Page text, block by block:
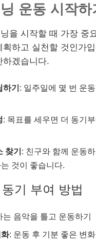
운동 시작하
을 시작할 때 가장 중
하고 실천할 것인가
하겠습니다.
하기: 일주일에 몇 번 운
: 목표를 세우면 더 동기
찾기: 친구와 함께 운동
것이 좋습니다.
기 부여 방법
는 음악을 틀고 운동하기
: 운동 후 기분 좋은 변